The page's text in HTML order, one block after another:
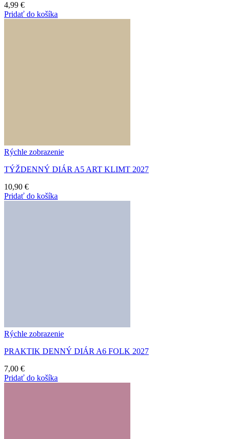
4,99 €
Pridať do košíka
Rýchle zobrazenie
TÝŽDENNÝ DIÁR A5 ART KLIMT 2027
10,90 €
Pridať do košíka
Rýchle zobrazenie
PRAKTIK DENNÝ DIÁR A6 FOLK 2027
7,00 €
Pridať do košíka